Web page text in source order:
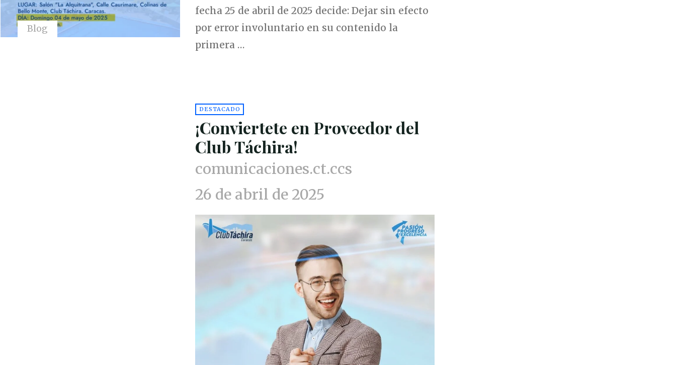
Blog
fecha 25 de abril de 2025 decide: Dejar sin efecto
por error involuntario en su contenido la
primera …
DESTACADO
¡Conviertete en Proveedor del
Club Táchira!
comunicaciones.ct.ccs
26 de abril de 2025